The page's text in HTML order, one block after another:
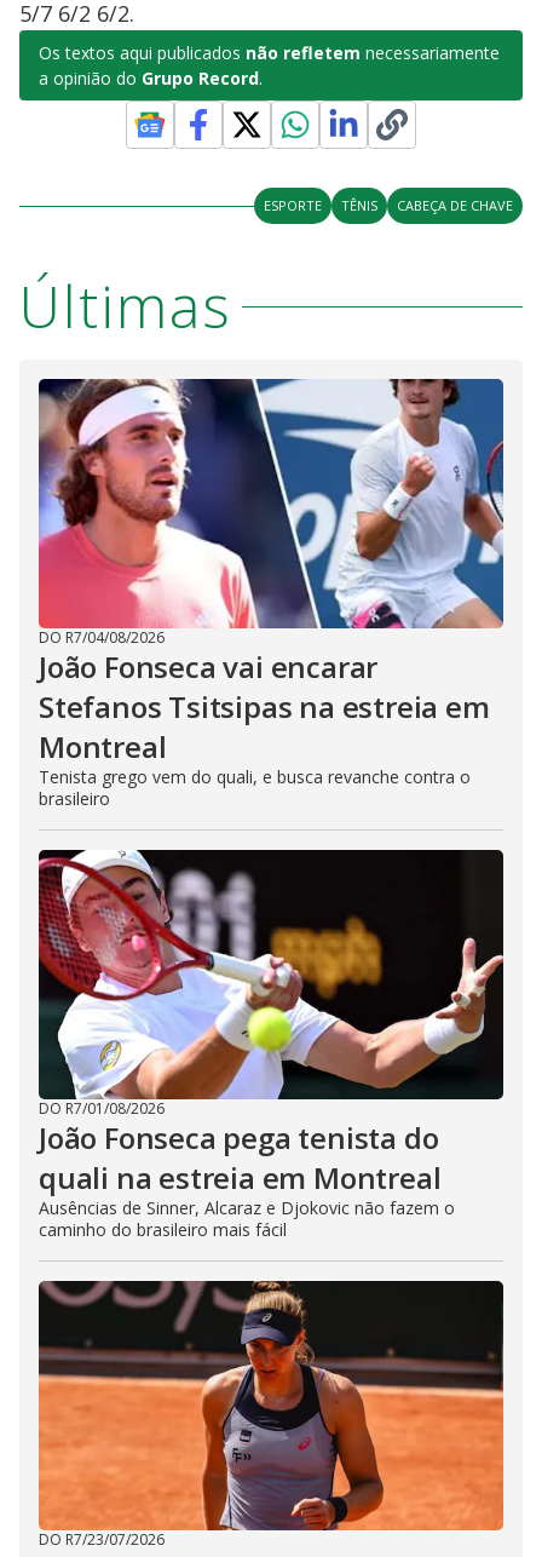
5/7 6/2 6/2.
Os textos aqui publicados não refletem necessariamente
a opinião do Grupo Record.
ESPORTE TÊNIS CABEÇA DE CHAVE
Últimas
DO R7/04/08/2026
João Fonseca vai encarar
Stefanos Tsitsipas na estreia em
Montreal
Tenista grego vem do quali, e busca revanche contra o
brasileiro
DO R7/01/08/2026
João Fonseca pega tenista do
quali na estreia em Montreal
Ausências de Sinner, Alcaraz e Djokovic não fazem o
caminho do brasileiro mais fácil
DO R7/23/07/2026